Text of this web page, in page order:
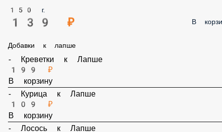
150 г.
139 ₽ В
Добавки к лапше
- Креветки к Лапше
199 ₽
В корзину
- Курица к Лапше
109 ₽
В корзину